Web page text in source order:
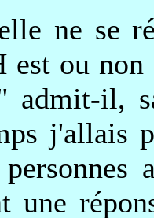
ne se
ou
il,
j'allais
une